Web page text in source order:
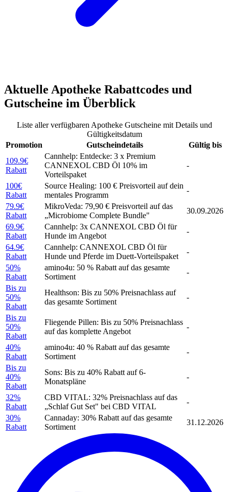
Aktuelle Apotheke Rabattcodes und
Gutscheine im Überblick
Liste aller verfügbaren Apotheke Gutscheine mit Details und
Gültigkeitsdatum
Promotion
Gutscheindetails
Gültig bis
109.9€
Rabatt
Cannhelp: Entdecke: 3 x Premium
CANNEXOL CBD Öl 10% im
Vorteilspaket
-
100€
Rabatt
Source Healing: 100 € Preisvorteil auf dein
mentales Programm
-
79.9€
Rabatt
MikroVeda: 79,90 € Preisvorteil auf das
„Microbiome Complete Bundle"
30.09.2026
69.9€
Rabatt
Cannhelp: 3x CANNEXOL CBD Öl für
Hunde im Angebot
-
64.9€
Rabatt
Cannhelp: CANNEXOL CBD Öl für
Hunde und Pferde im Duett-Vorteilspaket
-
50%
Rabatt
amino4u: 50 % Rabatt auf das gesamte
Sortiment
-
Bis zu
50%
Rabatt
Healthson: Bis zu 50% Preisnachlass auf
das gesamte Sortiment
-
Bis zu
50%
Rabatt
Fliegende Pillen: Bis zu 50% Preisnachlass
auf das komplette Angebot
-
40%
Rabatt
amino4u: 40 % Rabatt auf das gesamte
Sortiment
-
Bis zu
40%
Rabatt
Sons: Bis zu 40% Rabatt auf 6-
Monatspläne
-
32%
Rabatt
CBD VITAL: 32% Preisnachlass auf das
„Schlaf Gut Set" bei CBD VITAL
-
30%
Rabatt
Cannaday: 30% Rabatt auf das gesamte
Sortiment
31.12.2026